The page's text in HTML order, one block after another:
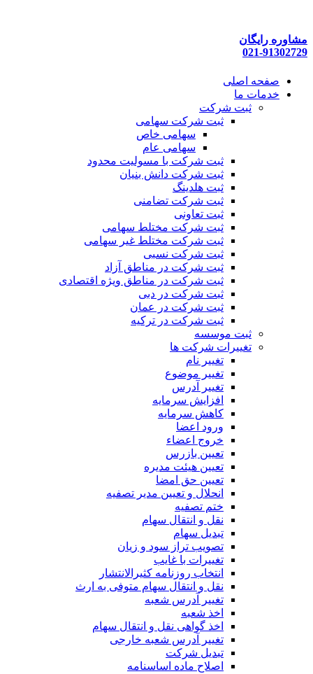
محتوا
مشاوره رایگان
021-91302729
صفحه اصلی
خدمات ما
ثبت شرکت
ثبت شرکت سهامی
سهامی خاص
سهامی عام
ثبت شرکت با مسولیت محدود
ثبت شرکت دانش بنیان
ثبت هلدینگ
ثبت شرکت تضامنی
ثبت تعاونی
ثبت شرکت مختلط سهامی
ثبت شرکت مختلط غیر سهامی
ثبت شرکت نسبی
ثبت شرکت در مناطق آزاد
ثبت شرکت در مناطق ویژه اقتصادی
ثبت شرکت در دبی
ثبت شرکت در عمان
ثبت شرکت در ترکیه
ثبت موسسه
تغییرات شرکت ها
تغییر نام
تغییر موضوع
تغییر آدرس
افزایش سرمایه
کاهش سرمایه
ورود اعضا
خروج اعضاء
تعیین بازرس
تعیین هیئت مدیره
تعیین حق امضا
انحلال و تعیین مدیر تصفیه
ختم تصفیه
نقل و انتقال سهام
تبدیل سهام
تصویب تراز سود و زیان
تغییرات با غایب
انتخاب روزنامه کثیرالانتشار
نقل و انتقال سهام متوفی به ارث
تغییر آدرس شعبه
اخذ شعبه
اخذ گواهی نقل و انتقال سهام
تغییر آدرس شعبه خارجی
تبدیل شرکت
اصلاح ماده اساسنامه